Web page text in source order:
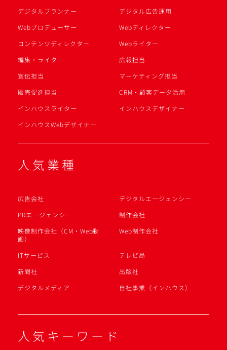
デジタルプランナー
デジタル広告運用
Webプロデューサー
Webディレクター
コンテンツディレクター
Webライター
編集・ライター
広報担当
宣伝担当
マーケティング担当
販売促進担当
CRM・顧客データ活用
インハウスライター
インハウスデザイナー
インハウスWebデザイナー
人気業種
広告会社
デジタルエージェンシー
PRエージェンシー
制作会社
映像制作会社（CM・Web動
画）
Web制作会社
ITサービス
テレビ局
新聞社
出版社
デジタルメディア
自社事業（インハウス）
人気キーワード